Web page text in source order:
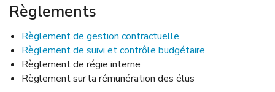
Règlements
Règlement de gestion contractuelle
Règlement de suivi et contrôle budgétaire
Règlement de régie interne
Règlement sur la rémunération des élus